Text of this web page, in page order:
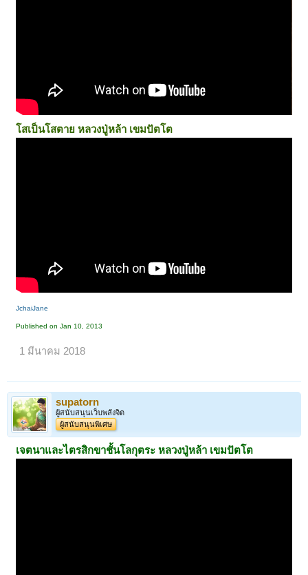
โสเป็นโสตาย หลวงปู่หล้า เขมปัตโต
JchaiJane
Published on Jan 10, 2013
1 มีนาคม 2018
supatorn
ผู้สนับสนุนเว็บพลังจิต
ผู้สนับสนุนพิเศษ
เจตนาและไตรสิกขาชั้นโลกุตระ หลวงปู่หล้า เขมปัตโต